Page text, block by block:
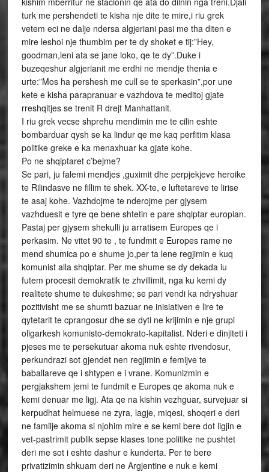
turk me pershendeti te kisha nje dite te mire,i riu grek
vetem eci ne dalje ndersa algjeriani pasi me tha diten e
mire leshoi nje thumbim per te dy shoket e tij:”Hey,
goodman,leni ata se jane loko, qe te dy”.Duke i
buzeqeshur algjerianit me erdhi ne mendje thenia e
urte:”Mos ha pershesh me cull se te sperkasin”,por une
kete e kisha parapranuar e vazhdova te meditoj gjate
rreshqitjes se trenit R drejt Manhattanit.
I riu grek vecse shprehu mendimin me te cilin eshte
bombarduar qysh se ka lindur qe me kaq perfitim klasa
politike greke e ka menaxhuar ka gjate kohe.
Po ne shqiptaret c’bejme?
Se pari, ju falemi mendjes ,guximit dhe perpjekjeve heroike
te Rilindasve ne fillim te shek. XX-te, e luftetareve te lirise
te asaj kohe. Vazhdojme te nderojme per gjysem
vazhduesit e tyre qe bene shtetin e pare shqiptar europian.
Pastaj per gjysem shekulli ju arratisem Europes qe i
perkasim. Ne vitet 90 te , te fundmit e Europes rame ne
mend shumica po e shume jo,per ta lene regjimin e kuq
komunist alla shqiptar. Per me shume se dy dekada iu
futem procesit demokratik te zhvillimit, nga ku kemi dy
realitete shume te dukeshme; se pari vendi ka ndryshuar
pozitivisht me se shumti bazuar ne inisiativen e lire te
qytetarit te cprangosur dhe se dyti ne krijimin e nje grupi
oligarkesh komunisto-demokrato-kapitalist. Nderi e dinjiteti i
pjeses me te persekutuar akoma nuk eshte rivendosur,
perkundrazi sot gjendet nen regjimin e femijve te
baballareve qe i shtypen e i vrane. Komunizmin e
pergjakshem jemi te fundmit e Europes qe akoma nuk e
kemi denuar me ligj. Ata qe na kishin vezhguar, survejuar si
kerpudhat helmuese ne zyra, lagje, miqesi, shoqeri e deri
ne familje akoma si njohim mire e se kemi bere dot ligjin e
vet-pastrimit publik sepse klases tone politike ne pushtet
deri me sot i eshte dashur e kunderta. Per te bere
privatizimin shkuam deri ne Argjentine e nuk e kemi